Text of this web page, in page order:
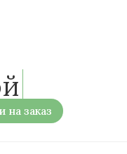
на заказ